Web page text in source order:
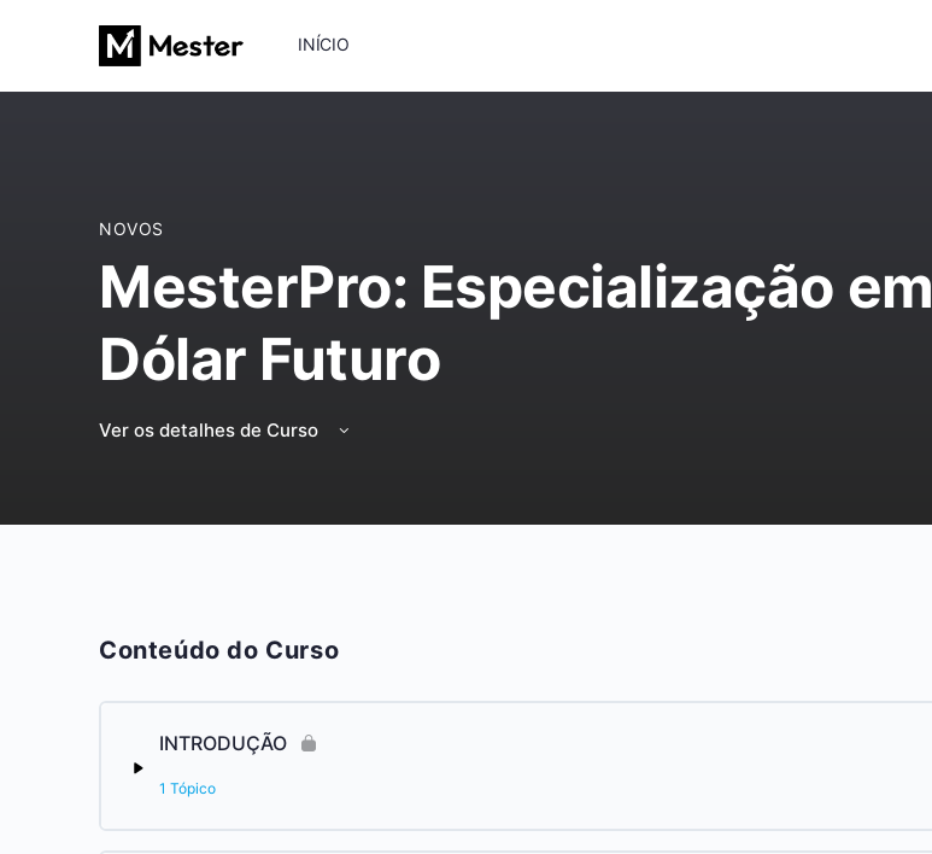
INÍCIO
NOVOS
MesterPro: Especialização em
Dólar Futuro
Ver os detalhes de Curso
Conteúdo do Curso
INTRODUÇÃO
1 Tópico